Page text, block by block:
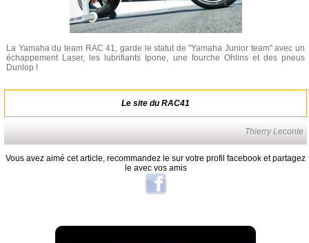
La Yamaha du team RAC 41, garde le statut de "Yamaha Junior team" avec un
échappement Laser, les lubrifiants Ipone, une fourche Ohlins et des pneus
Dunlop !
Le site du RAC41
Thierry Leconte
Vous avez aimé cet article, recommandez le sur votre profil facebook et partagez
le avec vos amis